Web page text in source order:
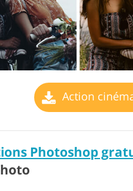
Action
Photoshop